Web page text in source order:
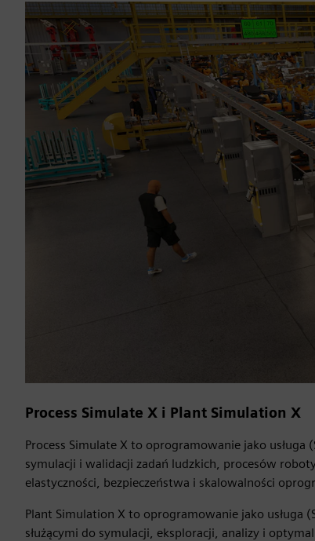
Process Simulate X i Plant Simulation X
Process Simulate X to oprogramowanie jako
symulacji i walidacji zadań ludzkich, procesów
elastyczności, bezpieczeństwa i skalowalności
Plant Simulation X to oprogramowanie jako
służącymi do symulacji, eksploracji, analizy i